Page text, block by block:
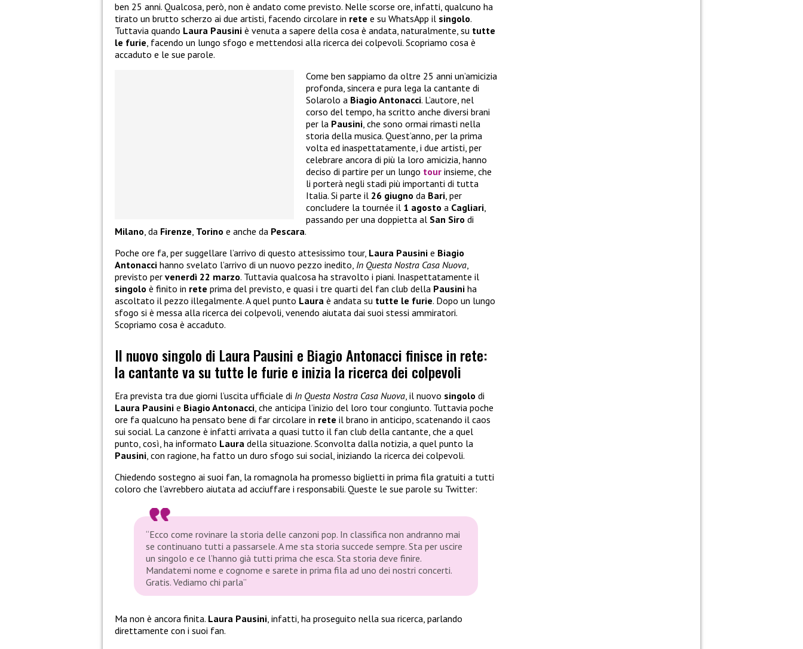
ben 25 anni. Qualcosa, però, non è andato come previsto. Nelle scorse ore, infatti, qualcuno ha
tirato un brutto scherzo ai due artisti, facendo circolare in rete e su WhatsApp il singolo.
Tuttavia quando Laura Pausini è venuta a sapere della cosa è andata, naturalmente, su tutte
le furie, facendo un lungo sfogo e mettendosi alla ricerca dei colpevoli. Scopriamo cosa è
accaduto e le sue parole.
Come ben sappiamo da oltre 25 anni un’amicizia
profonda, sincera e pura lega la cantante di
Solarolo a Biagio Antonacci. L’autore, nel
corso del tempo, ha scritto anche diversi brani
per la Pausini, che sono ormai rimasti nella
storia della musica. Quest’anno, per la prima
volta ed inaspettatamente, i due artisti, per
celebrare ancora di più la loro amicizia, hanno
deciso di partire per un lungo tour insieme, che
li porterà negli stadi più importanti di tutta
Italia. Si parte il 26 giugno da Bari, per
concludere la tournée il 1 agosto a Cagliari,
passando per una doppietta al San Siro di
Milano, da Firenze, Torino e anche da Pescara.
Poche ore fa, per suggellare l’arrivo di questo attesissimo tour, Laura Pausini e Biagio
Antonacci hanno svelato l’arrivo di un nuovo pezzo inedito, In Questa Nostra Casa Nuova,
previsto per venerdì 22 marzo. Tuttavia qualcosa ha stravolto i piani. Inaspettatamente il
singolo è finito in rete prima del previsto, e quasi i tre quarti del fan club della Pausini ha
ascoltato il pezzo illegalmente. A quel punto Laura è andata su tutte le furie. Dopo un lungo
sfogo si è messa alla ricerca dei colpevoli, venendo aiutata dai suoi stessi ammiratori.
Scopriamo cosa è accaduto.
Il nuovo singolo di Laura Pausini e Biagio Antonacci finisce in rete:
la cantante va su tutte le furie e inizia la ricerca dei colpevoli
Era prevista tra due giorni l’uscita ufficiale di In Questa Nostra Casa Nuova, il nuovo singolo di
Laura Pausini e Biagio Antonacci, che anticipa l’inizio del loro tour congiunto. Tuttavia poche
ore fa qualcuno ha pensato bene di far circolare in rete il brano in anticipo, scatenando il caos
sui social. La canzone è infatti arrivata a quasi tutto il fan club della cantante, che a quel
punto, così, ha informato Laura della situazione. Sconvolta dalla notizia, a quel punto la
Pausini, con ragione, ha fatto un duro sfogo sui social, iniziando la ricerca dei colpevoli.
Chiedendo sostegno ai suoi fan, la romagnola ha promesso biglietti in prima fila gratuiti a tutti
coloro che l’avrebbero aiutata ad acciuffare i responsabili. Queste le sue parole su Twitter:
“Ecco come rovinare la storia delle canzoni pop. In classifica non andranno mai
se continuano tutti a passarsele. A me sta storia succede sempre. Sta per uscire
un singolo e ce l’hanno già tutti prima che esca. Sta storia deve finire.
Mandatemi nome e cognome e sarete in prima fila ad uno dei nostri concerti.
Gratis. Vediamo chi parla”
Ma non è ancora finita. Laura Pausini, infatti, ha proseguito nella sua ricerca, parlando
direttamente con i suoi fan.